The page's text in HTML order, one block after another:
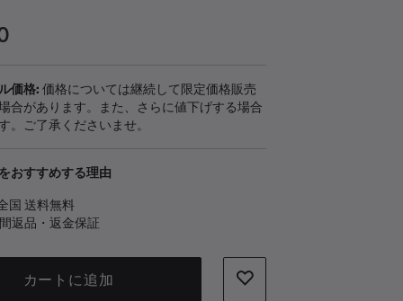
価格: 価格については継続して限定価格販売
合があります。また、さらに値下げする場合
。ご了承くださいませ。
おすすめする理由
国 送料無料
返品・返金保証
カートに追加